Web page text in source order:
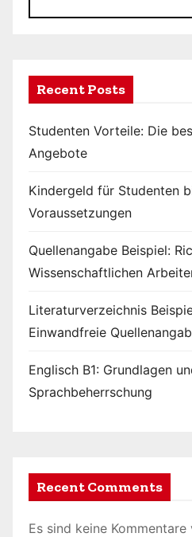
Recent Posts
Studenten Vorteile: Die
Angebote
Kindergeld für Studenten
Voraussetzungen
Quellenangabe Beispiel:
Wissenschaftlichen
Literaturverzeichnis
Einwandfreie
Englisch B1: Grundlagen
Sprachbeherrschung
Recent Comments
Es sind keine Kommentare